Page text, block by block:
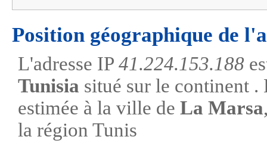
Position géographique de
L'adresse IP 41.224.153.188
Tunisia situé sur le continent
estimée à la ville de La Marsa
la région Tunis